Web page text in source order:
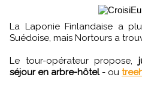
La Laponie Finlandaise a plus la côte que la Laponie
Suédoise, mais Nortours a
Le tour-opérateur propose,
séjour en arbre-hôtel- ou